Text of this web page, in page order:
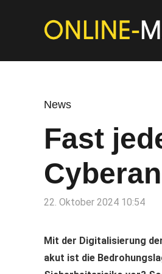
News
Fast
22. Oktober 2024 10:54
Mit der Digitalisierung
akut ist die